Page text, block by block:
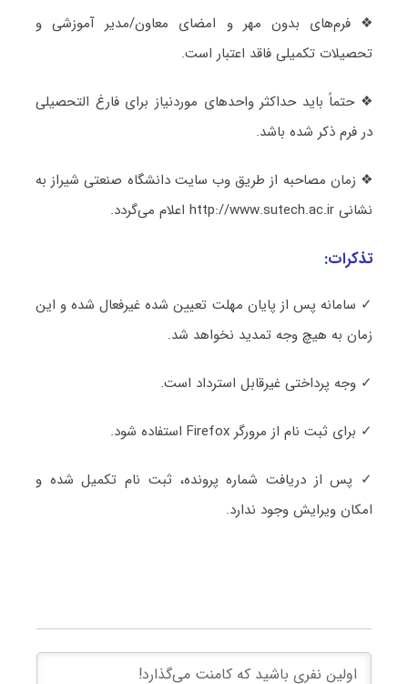
❖ فرم‌های بدون مهر و امضای معاون/مدیر آموزشی و
تحصیلات تکمیلی فاقد اعتبار است.
❖ حتماً باید حداکثر واحدهای موردنیاز برای فارغ التحصیلی
در فرم ذکر شده باشد.
❖ زمان مصاحبه از طریق وب سایت دانشگاه صنعتی شیراز به
نشانی http://www.sutech.ac.ir اعلام می‌گردد.
تذکرات:
✓ سامانه پس از پایان مهلت تعیین شده غیرفعال شده و این
زمان به هیچ وجه تمدید نخواهد شد.
✓ وجه پرداختی غیرقابل استرداد است.
✓ برای ثبت نام از مرورگر Firefox استفاده شود.
✓ پس از دریافت شماره پرونده، ثبت نام تکمیل شده و
امکان ویرایش وجود ندارد.